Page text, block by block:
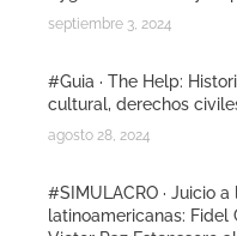
septiembre 3, 2024
#Guia · The Help:
cultural, derechos
agosto 28, 2024
#SIMULACRO · Juicio
latinoamericanas: Fidel